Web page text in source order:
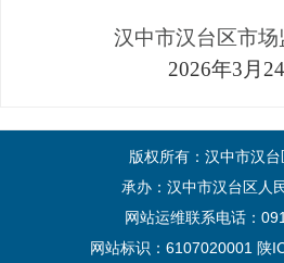
汉中市汉台区
2026年3 月 24
版权所有：汉中市汉
承办：汉中市汉台区人
网站运维联系电话：
网站标识：6107020001 陕